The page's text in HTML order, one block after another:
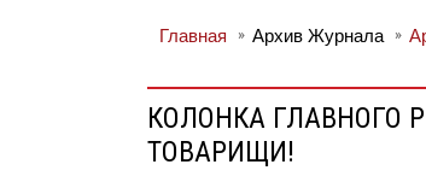
Главная Архив Журнала
КОЛОНКА ГЛАВНОГО
ТОВАРИЩИ!